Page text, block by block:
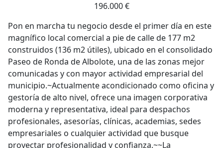
196.000 €
Pon en marcha tu negocio desde el primer día en este
magnífico local comercial a pie de calle de 177 m2
construidos (136 m2 útiles), ubicado en el consolidado
Paseo de Ronda de Albolote, una de las zonas mejor
comunicadas y con mayor actividad empresarial del
municipio.~Actualmente acondicionado como oficina y
gestoría de alto nivel, ofrece una imagen corporativa
moderna y representativa, ideal para despachos
profesionales, asesorías, clínicas, academias, sedes
empresariales o cualquier actividad que busque
proyectar profesionalidad y confianza.~~La